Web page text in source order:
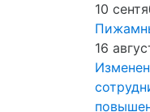
10
16